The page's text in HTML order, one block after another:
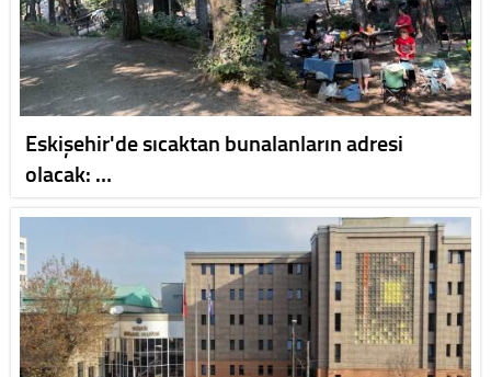
Eskişehir'de sıcaktan bunalanların adresi
olacak: …